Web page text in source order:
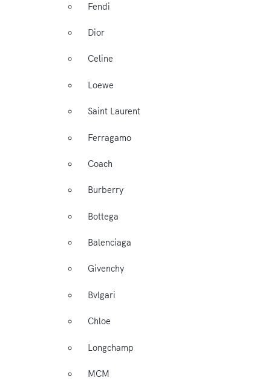
Fendi
Dior
Celine
Loewe
Saint Laurent
Ferragamo
Coach
Burberry
Bottega
Balenciaga
Givenchy
Bvlgari
Chloe
Longchamp
MCM